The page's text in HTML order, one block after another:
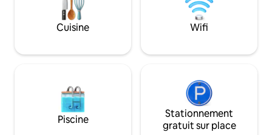
prêt à explorer
dans le récif
tyrolienne à
frais et des
Cuisine Wifi
Piscine
Stationnement
gratuit sur place